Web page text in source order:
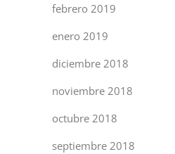
febrero 2019
enero 2019
diciembre 2018
noviembre 2018
octubre 2018
septiembre 2018